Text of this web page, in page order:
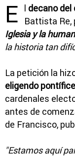
E l decano del
Battista Re,
Iglesia y la
la historia tan
La petición la
eligendo
cardenales
antes de
de Francisco,
"Estamos aquí